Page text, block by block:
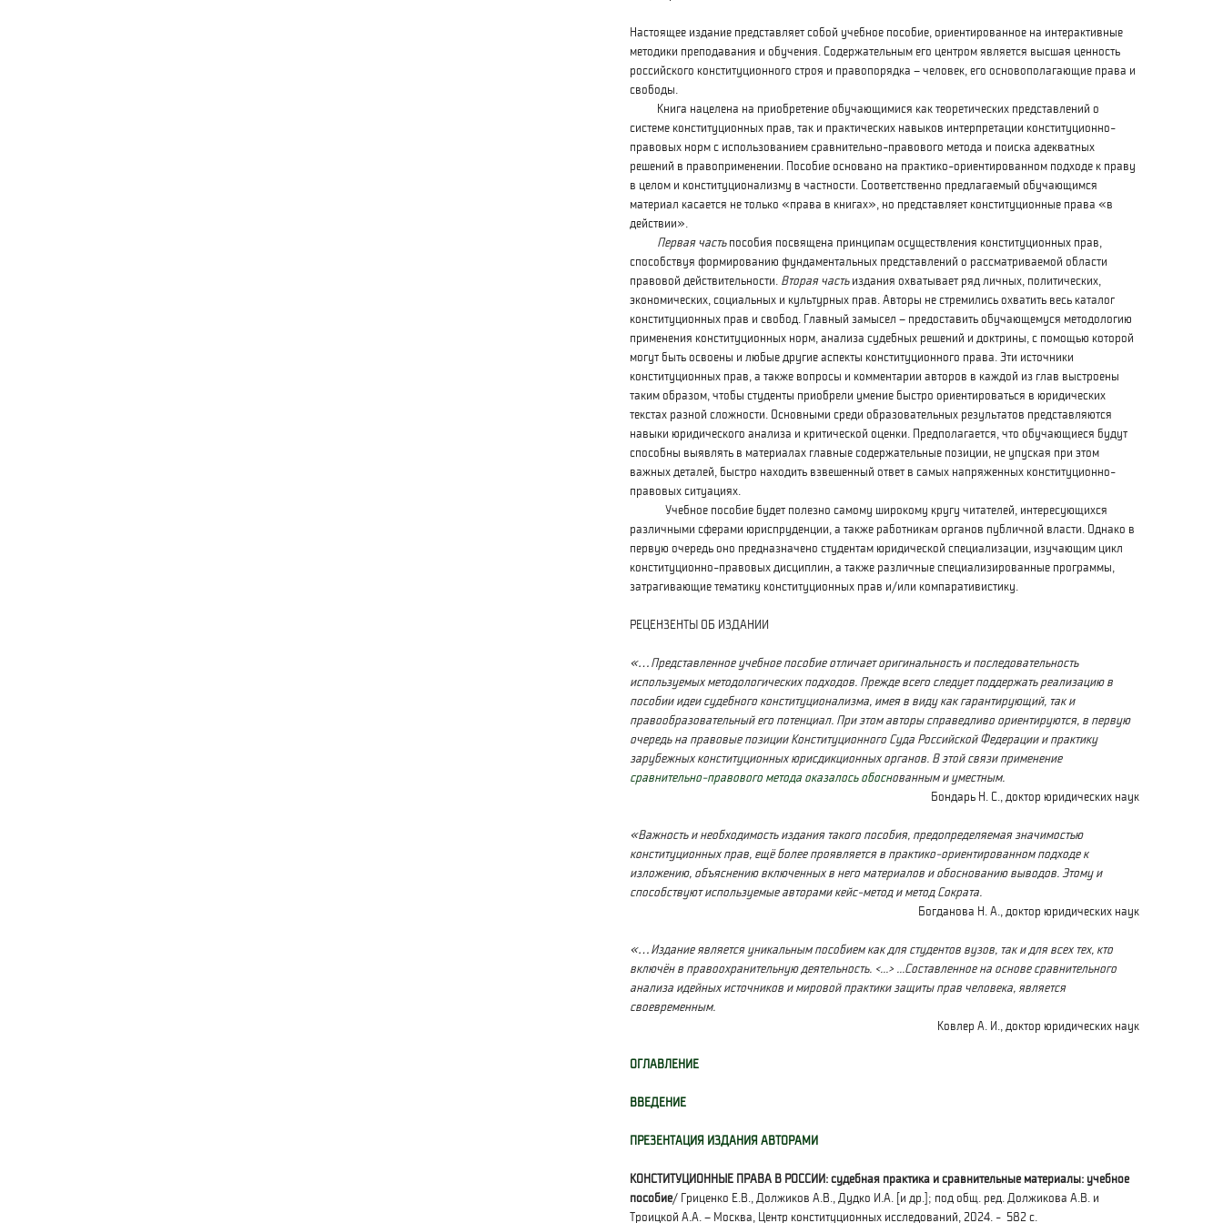
Настоящее издание представляет собой учебное пособие, ориентированное на интерактивные
методики преподавания и обучения. Содержательным его центром является высшая ценность
российского конституционного строя и правопорядка – человек, его основополагающие права и
свободы.
Книга нацелена на приобретение обучающимися как теоретических представлений о
системе конституционных прав, так и практических навыков интерпретации конституционно-
правовых норм с использованием сравнительно-правового метода и поиска адекватных
решений в правоприменении. Пособие основано на практико-ориентированном подходе к праву
в целом и конституционализму в частности. Соответственно предлагаемый обучающимся
материал касается не только «права в книгах», но представляет конституционные права «в
действии».
Первая частьпособия посвящена принципам осуществления конституционных прав,
способствуя формированию фундаментальных представлений о рассматриваемой области
правовой действительности. Вторая частьиздания охватывает ряд личных, политических,
экономических, социальных и культурных прав. Авторы не стремились охватить весь каталог
конституционных прав и свобод. Главный замысел – предоставить обучающемуся методологию
применения конституционных норм, анализа судебных решений и доктрины, с помощью которой
могут быть освоены и любые другие аспекты конституционного права. Эти источники
конституционных прав, а также вопросы и комментарии авторов в каждой из глав выстроены
таким образом, чтобы студенты приобрели умение быстро ориентироваться в юридических
текстах разной сложности. Основными среди образовательных результатов представляются
навыки юридического анализа и критической оценки. Предполагается, что обучающиеся будут
способны выявлять в материалах главные содержательные позиции, не упуская при этом
важных деталей, быстро находить взвешенный ответ в самых напряженных конституционно-
правовых ситуациях.
Учебное пособие будет полезно самому широкому кругу читателей, интересующихся
различными сферами юриспруденции, а также работникам органов публичной власти. Однако в
первую очередь оно предназначено студентам юридической специализации, изучающим цикл
конституционно-правовых дисциплин, а также различные специализированные программы,
затрагивающие тематику конституционных прав и/или компаративистику.
РЕЦЕНЗЕНТЫ ОБ ИЗДАНИИ
«…Представленное учебное пособие отличает оригинальность и последовательность
используемых методологических подходов. Прежде всего следует поддержать реализацию в
пособии идеи судебного конституционализма, имея в виду как гарантирующий, так и
правообразовательный его потенциал. При этом авторы справедливо ориентируются, в первую
очередь на правовые позиции Конституционного Суда Российской Федерации и практику
зарубежных конституционных юрисдикционных органов. В этой связи применение
сравнительно-правового метода оказалось обоснованным и уместным.
Бондарь Н. С., доктор юридических наук
«Важность и необходимость издания такого пособия, предопределяемая значимостью
конституционных прав, ещё более проявляется в практико-ориентированном подходе к
изложению, объяснению включенных в него материалов и обоснованию выводов. Этому и
способствуют используемые авторами кейс-метод и метод Сократа.
Богданова Н. А., доктор юридических наук
«…Издание является уникальным пособием как для студентов вузов, так и для всех тех, кто
включён в правоохранительную деятельность. <...> ...Составленное на основе сравнительного
анализа идейных источников и мировой практики защиты прав человека, является
своевременным.
Ковлер А. И., доктор юридических наук
ОГЛАВЛЕНИЕ
ВВЕДЕНИЕ
ПРЕЗЕНТАЦИЯ ИЗДАНИЯ АВТОРАМИ
КОНСТИТУЦИОННЫЕ ПРАВА В РОССИИ: судебная практика и сравнительные материалы: учебное
пособие/ Гриценко Е.В., Должиков А.В., Дудко И.А. [и др.]; под общ. ред. Должикова А.В. и
Троицкой А.А. – Москва, Центр конституционных исследований, 2024. - 582 с.